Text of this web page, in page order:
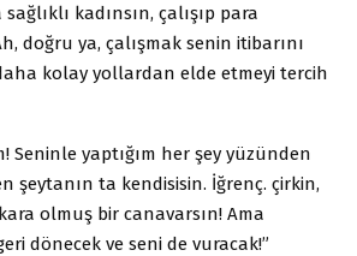
kadınsın, çalışıp para
doğru ya, çalışmak senin iti­barını
kolay yollardan elde et­meyi tercih
Seninle yaptığım her şey yü­zünden
şeytanın ta kendisisin. İğ­renç. çirkin,
olmuş bir canavarsın! Ama
dönecek ve seni de vuracak!”